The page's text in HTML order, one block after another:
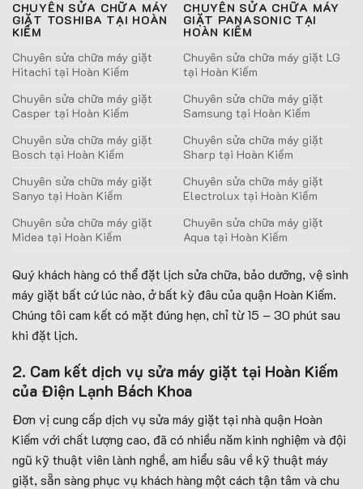
CHUYÊN SỬA CHỮA MÁY
GIẶT TOSHIBA TẠI HOÀN
KIẾM
CHUYÊN SỬA CHỮA MÁY
GIẶT PANASONIC TẠI
HOÀN KIẾM
Chuyên sửa chữa máy giặt
Hitachi tại Hoàn Kiếm
Chuyên sửa chữa máy giặt LG
tại Hoàn Kiếm
Chuyên sửa chữa máy giặt
Casper tại Hoàn Kiếm
Chuyên sửa chữa máy giặt
Samsung tại Hoàn Kiếm
Chuyên sửa chữa máy giặt
Bosch tại Hoàn Kiếm
Chuyên sửa chữa máy giặt
Sharp tại Hoàn Kiếm
Chuyên sửa chữa máy giặt
Sanyo tại Hoàn Kiếm
Chuyên sửa chữa máy giặt
Electrolux tại Hoàn Kiếm
Chuyên sửa chữa máy giặt
Midea tại Hoàn Kiếm
Chuyên sửa chữa máy giặt
Aqua tại Hoàn Kiếm
Quý khách hàng có thể đặt lịch sửa chữa, bảo dưỡng, vệ sinh
máy giặt bất cứ lúc nào, ở bất kỳ đâu của quận Hoàn Kiếm.
Chúng tôi cam kết có mặt đúng hẹn, chỉ từ 15 – 30 phút sau
khi đặt lịch.
2. Cam kết dịch vụ sửa máy giặt tại Hoàn Kiếm
của Điện Lạnh Bách Khoa
Đơn vị cung cấp dịch vụ sửa máy giặt tại nhà quận Hoàn
Kiếm với chất lượng cao, đã có nhiều năm kinh nghiệm và đội
ngũ kỹ thuật viên lành nghề, am hiểu sâu về kỹ thuật máy
giặt, sẵn sàng phục vụ khách hàng một cách tận tâm và chu